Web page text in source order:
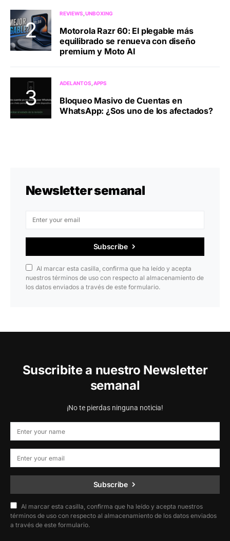
REVIEWS UNBOXING
Motorola Razr 60: El plegable más
equilibrado se renueva con diseño
premium y Moto AI
ADELANTOS APPS
Bloqueo Masivo de Cuentas en
WhatsApp: ¿Sos uno de los afectados?
Newsletter semanal
Subscribe
Al marcar esta casilla, confirma que ha leído y acepta
nuestros términos de uso con respecto al almacenamiento de
los datos enviados a través de este formulario.
Suscribite a nuestro Newsletter
semanal
¡No te pierdas ninguna noticia!
Subscribe
Al marcar esta casilla, confirma que ha leído y acepta nuestros
términos de uso con respecto al almacenamiento de los datos enviados
a través de este formulario.